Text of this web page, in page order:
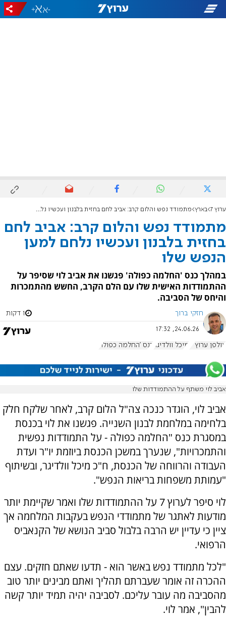
-
+
ערוץ 7 בארץ מתמודד נפש והלום קרב: אביב לחם בחזית בלבנון ועכשיו נלחם למען הנפש שלו
מתמודד נפש והלום קרב: אביב לחם
בחזית בלבנון ועכשיו נלחם למען
הנפש שלו
במהלך כנס 'החלמה כפולה' פגשנו את אביב לוי שסיפר על
ההתמודדות האישית שלו עם הלם הקרב, החשש מהתמכרות
והיחס של הסביבה.
חזקי ברוך 1 דקות
24.06.26, 17:32
אולפן ערוץ 7 מיכל וולדיגר כנס 'החלמה כפולה'
אביב לוי משתף על ההתמודדות שלו
אביב לוי, הוגדר כנכה צה"ל הלום קרב, לאחר שלקח חלק
בלחימה במלחמת לבנון השנייה. פגשנו את לוי בכנסת
במסגרת כנס "החלמה כפולה - על התמודדות נפשית
והתמכרויות", שנערך במשכן הכנסת ביוזמת יו"ר ועדת
העבודה והרווחה של הכנסת, ח"כ מיכל וולדיגר, ובשיתוף
"עמותת משפחות בריאות הנפש".
לוי סיפר לערוץ 7 על ההתמודדות שלו ואמר שקיימת יותר
מודעות לאתגר של מתמודדי הנפש בעקבות המלחמה אך
ציין כי עדיין יש הרבה בלבול סביב הנושא של הקנאביס
הרפואי.
"לכל מתמודד נפש באשר הוא - תדעו שאתם חזקים. עצם
ההכרה זה אומר שעברתם תהליך ואתם מבינים יותר טוב
מהסביבה מה עובר עליכם. לסביבה יהיה תמיד יותר קשה
להבין", אמר לוי.